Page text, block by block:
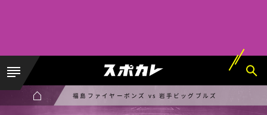
福島ファイヤーボンズ vs 岩手ビッグブルズ